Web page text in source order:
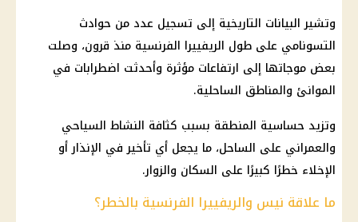
وتشير البيانات التاريخية إلى تسجيل عدد من حوادث
التسونامي على طول الريفييرا الفرنسية منذ قرون، وصلت
بعض موجاتها إلى ارتفاعات مؤثرة وأحدثت اضطرابات في
الموانئ والمناطق الساحلية.
وتزيد حساسية المنطقة بسبب كثافة النشاط السياحي
والعمراني على الساحل، ما يجعل أي تأخير في الإنذار أو
الإخلاء خطرًا كبيرًا على السكان والزوار.
ما علاقة نيس والريفييرا الفرنسية بالخطر؟